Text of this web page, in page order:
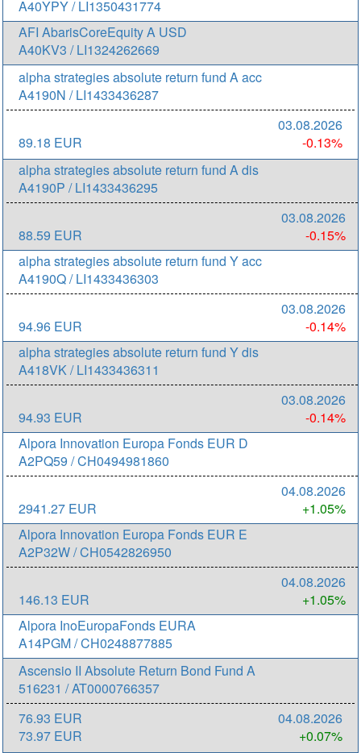
A40YPY / LI1350431774
AFI AbarisCoreEquity A USD
A40KV3 / LI1324262669
alpha strategies absolute return fund A acc
A4190N / LI1433436287
89.18 EUR
03.08.2026
-0.13%
alpha strategies absolute return fund A dis
A4190P / LI1433436295
88.59 EUR
03.08.2026
-0.15%
alpha strategies absolute return fund Y acc
A4190Q / LI1433436303
94.96 EUR
03.08.2026
-0.14%
alpha strategies absolute return fund Y dis
A418VK / LI1433436311
94.93 EUR
03.08.2026
-0.14%
Alpora Innovation Europa Fonds EUR D
A2PQ59 / CH0494981860
2941.27 EUR
04.08.2026
+1.05%
Alpora Innovation Europa Fonds EUR E
A2P32W / CH0542826950
146.13 EUR
04.08.2026
+1.05%
Alpora InoEuropaFonds EURA
A14PGM / CH0248877885
Ascensio II Absolute Return Bond Fund A
516231 / AT0000766357
76.93 EUR
73.97 EUR
04.08.2026
+0.07%